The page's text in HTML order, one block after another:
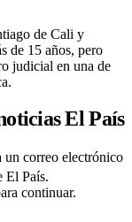
de Cali y
de 15 años, pero
judicial en una de
El País
un correo electrónico
El País.
continuar.